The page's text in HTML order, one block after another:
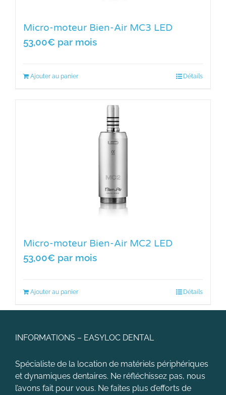
Micro-moteur Bien-Air MC3 LED
53,00€ par mois
Ajouter au panier Détails
Micro-moteur Bien-Air MC2 LED
53,00€ par mois
Ajouter au panier Détails
INFORMATIONS – EASYLOC DENTAL
Spécialiste de la location de matériels périphériques
et dynamiques dentaires. Ne réfléchissez pas, nous
l’avons fait pour vous. Ne faites plus d’efforts de